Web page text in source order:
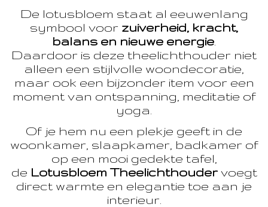
De lotusbloem staat al eeuwenlang
symbool voor zuiverheid, kracht,
balans en nieuwe energie
Daardoor is deze theelichthouder niet
alleen een stijlvolle woondecoratie,
maar ook een bijzonder item voor een
moment van ontspanning, meditatie of
yoga.
Of je hem nu een plekje geeft in de
woonkamer, slaapkamer, badkamer of
op een mooi gedekte tafel,
de Lotusbloem Theelichthoudervoegt
direct warmte en elegantie toe aan je
interieur.